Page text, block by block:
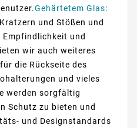
Gehärtetem Glas:
und Stößen und
und
wir auch weiteres
die Rückseite des
und vieles
werden sorgfältig
Schutz zu bieten und
und Designstandards